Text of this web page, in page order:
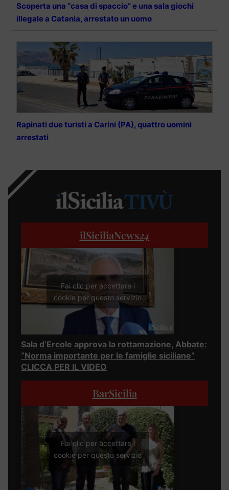
Scoperta una “casa di spaccio” e una sala giochi
illegale a Catania, arrestato un uomo
Rapinati due turisti a Carini (PA), quattro uomini
arrestati
ilSiciliaNews24
Fai clic per accettare i
cookie per questo servizio
Sala d’Ercole approva la rottamazione, Abbate:
“Norma importante per le famiglie siciliane”
CLICCA PER IL VIDEO
BarSicilia
Fai clic per accettare i
cookie per questo servizio